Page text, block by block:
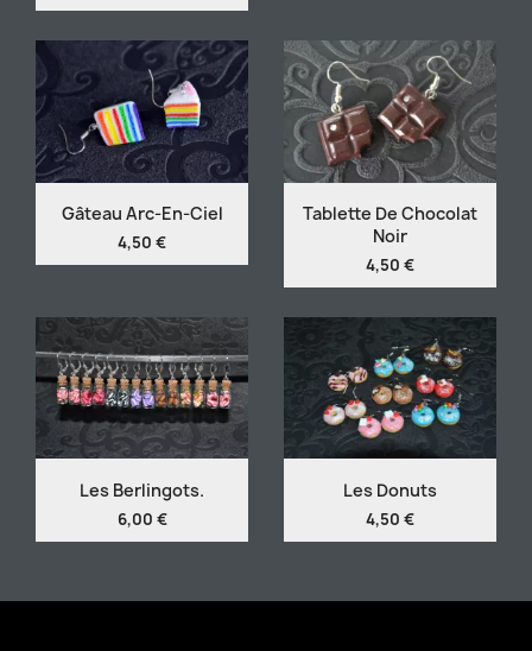
Gâteau Arc-En-Ciel
4,50 €
Tablette De Chocolat
Noir
4,50 €
Les Berlingots.
6,00 €
Les Donuts
4,50 €